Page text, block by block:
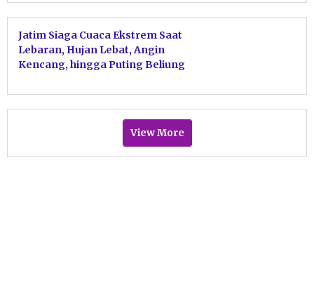
Jatim Siaga Cuaca Ekstrem Saat
Lebaran, Hujan Lebat, Angin
Kencang, hingga Puting Beliung
View More